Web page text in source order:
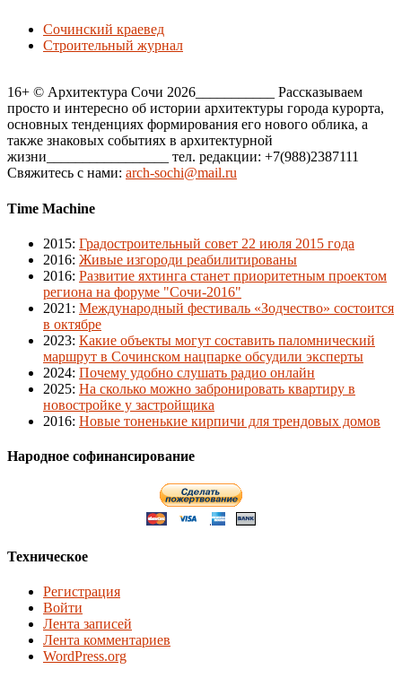
Сочинский краевед
Строительный журнал
16+ © Архитектура Сочи 2026___________ Рассказываем
просто и интересно об истории архитектуры города курорта,
основных тенденциях формирования его нового облика, а
также знаковых событиях в архитектурной
жизни_________________ тел. редакции: +7(988)2387111
Свяжитесь с нами: arch-sochi@mail.ru
Time Machine
2015: Градостроительный совет 22 июля 2015 года
2016: Живые изгороди реабилитированы
2016: Развитие яхтинга станет приоритетным проектом
региона на форуме "Сочи-2016"
2021 : Международный фестиваль «Зодчество» состоится
в октябре
2023: Какие объекты могут составить паломнический
маршрут в Сочинском нацпарке обсудили эксперты
2024: Почему удобно слушать радио онлайн
2025: На сколько можно забронировать квартиру в
новостройке у застройщика
2016: Новые тоненькие кирпичи для трендовых домов
Народное софинансирование
Техническое
Регистрация
Войти
Лента записей
Лента комментариев
WordPress.org